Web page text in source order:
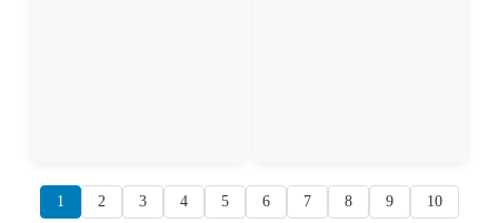
1 2 3 4 5 6 7 8 9 10